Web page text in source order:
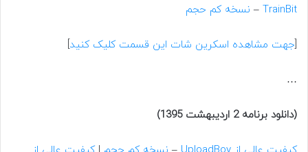
TrainBit
– نسخه کم حجم
[جهت مشاهده اسکرین شات این قسمت کلیک کنید]
…
(دانلود برنامه 2 اردیبهشت 1395)